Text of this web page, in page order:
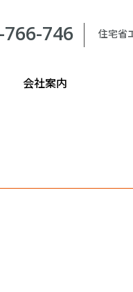
746 住宅省
会社案内